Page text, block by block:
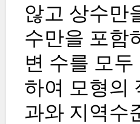
않고 상수만
수만을 포함
변 수를 모
하여 모형의
과와 지역수